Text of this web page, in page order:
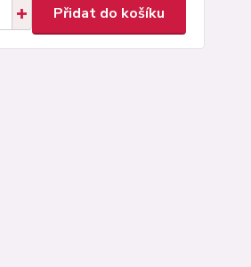
Přidat do košíku